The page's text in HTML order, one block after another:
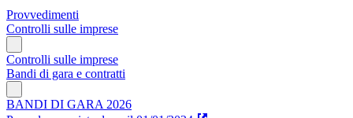
Provvedimenti
Controlli sulle imprese
Controlli sulle imprese
Bandi di gara e contratti
BANDI DI GARA 2026